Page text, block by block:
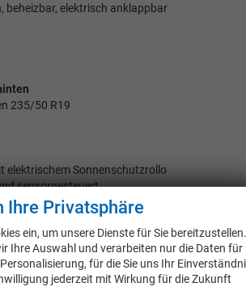
beheizbar, elektrisch anklappbar
235/50 R19
elektrischem Sonnenschutzrollo
sensorgesteuert
Blinker vorne + hinten
Ihre Privatsphäre
ein, um unsere Dienste für Sie bereitzustellen.
Ihre Auswahl und verarbeiten nur die Daten für
für die Sie uns Ihr
jederzeit mit Wirkung für die Zukunft